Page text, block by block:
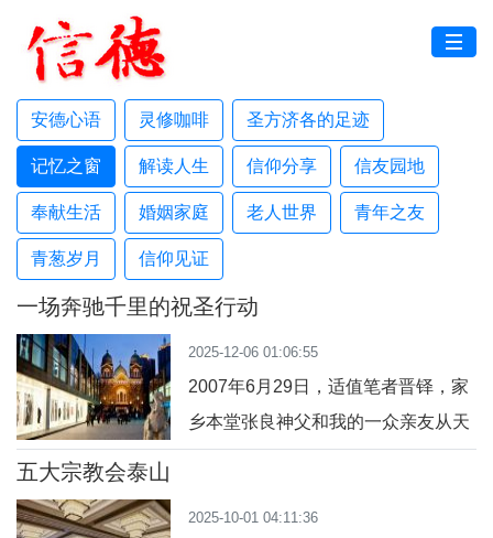
安德心语 灵修咖啡 圣方济各的足迹
记忆之窗 解读人生 信仰分享 信友园地
奉献生活 婚姻家庭 老人世界 青年之友
青葱岁月 信仰见证
一场奔驰千里的祝圣行动
2025-12-06 01:06:55
2007年6月29日，适值笔者晋铎，家
乡本堂张良神父和我的一众亲友从天
修院当老师，要做好天津、辽宁两个
五大宗教会泰山
2025-10-01 04:11:36